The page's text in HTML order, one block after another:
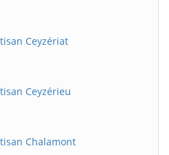
Ceyzériat
Ceyzérieu
Chalamont